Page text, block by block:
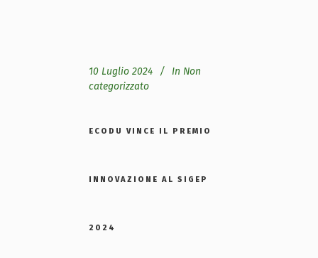
10 Luglio 2024 In Non
categorizzato
ECODU VINCE IL PREMIO
INNOVAZIONE AL SIGEP
2024